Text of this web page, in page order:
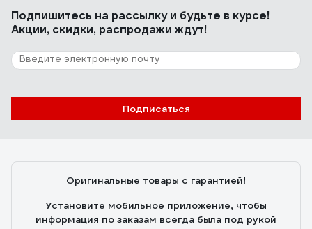
Подпишитесь на рассылкуи будьте в курсе!
Акции, скидки, распродажи ждут!
Подписаться
Оригинальные товары с гарантией!
Установите мобильное приложение, чтобы
информация по заказам всегда была под рукой